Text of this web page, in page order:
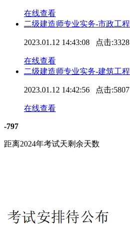
在线查看
二级建造师专业实务-市政工程
2023.01.12 14:43:08 点击:3328
在线查看
二级建造师专业实务-建筑工程
2023.01.12 14:42:56 点击:5807
在线查看
-797
距离2024年考试天剩余天数